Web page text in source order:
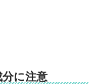
に注意